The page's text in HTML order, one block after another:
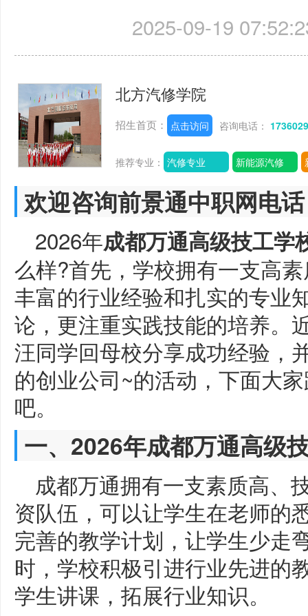
2025-09-19
北方汽修学院
招生首页： 点击访问 咨询电话：
推荐专业： 汽修专业 新能源汽修
欢迎咨询前景通中职网电
2026年成都万通高级技工学
么样?首先，学校拥有一支高
丰富的行业经验和扎实的专业
论，更注重实践技能的培养。
汪同学回母校分享成功经验，
的创业公司~的活动，下面大
吧。
一、2026年成都万通高级
成都万通拥有一支素质高、
资队伍，可以让学生在老师的
完善的教学计划，让学生少走
时，学校积极引进行业先进的
学生讲课，拓展行业知识。